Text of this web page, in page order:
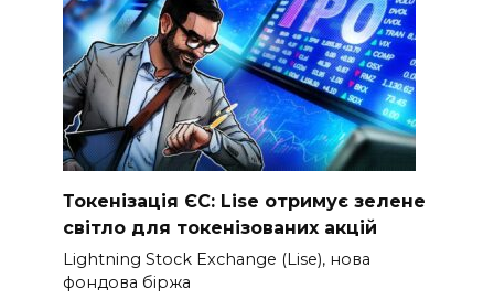
Токенізація ЄС: Lise отримує зелене
світло для токенізованих акцій
Lightning Stock Exchange (Lise), нова
фондова біржа